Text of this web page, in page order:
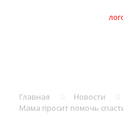
Главная Новости
Мама просит помочь